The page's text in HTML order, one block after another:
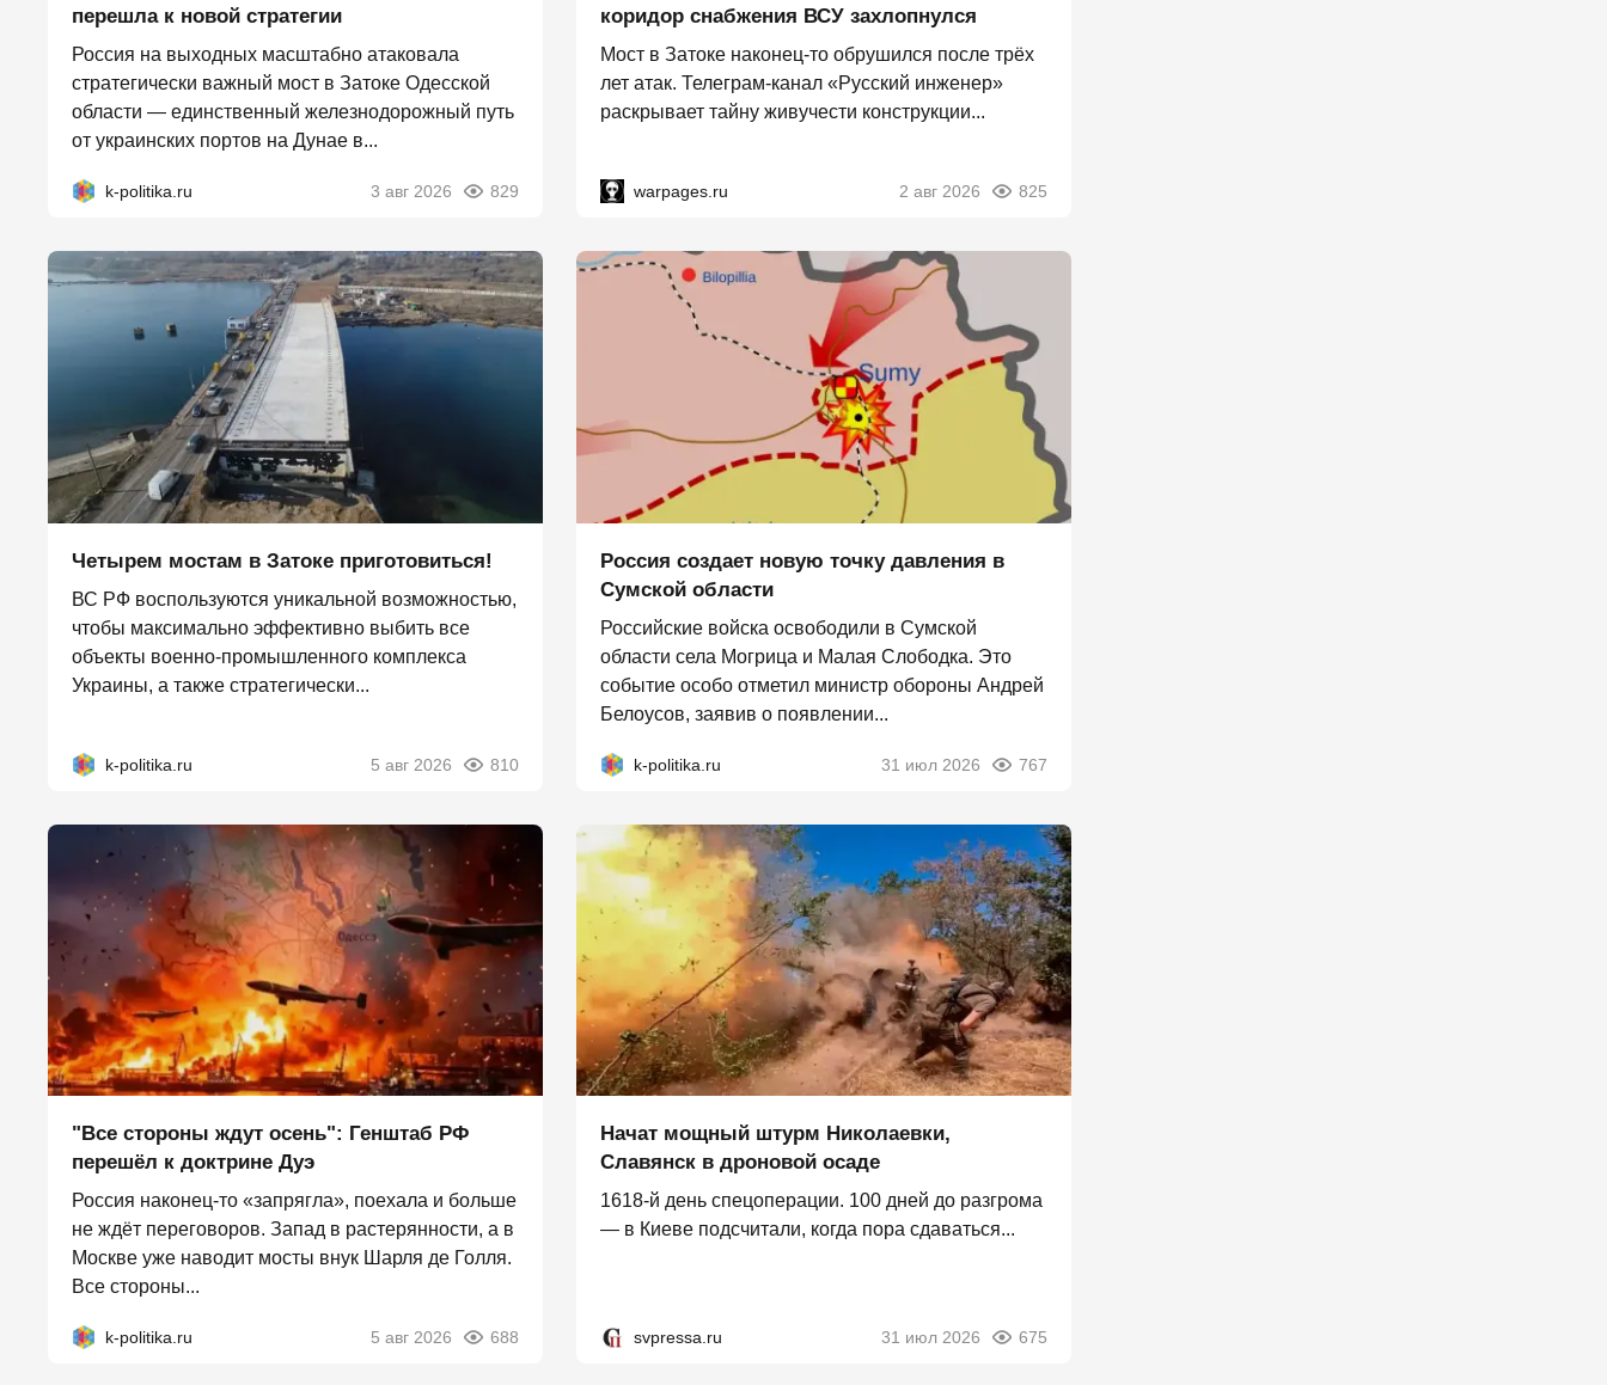
перешла к новой стратегии
Россия на выходных масштабно атаковала
стратегически важный мост в Затоке Одесской
области — единственный железнодорожный путь
от украинских портов на Дунае в...
k-politika.ru 3 авг 2026 829
коридор снабжения ВСУ захлопнулся
Мост в Затоке наконец-то обрушился после трёх
лет атак. Телеграм-канал «Русский инженер»
раскрывает тайну живучести конструкции...
warpages.ru 2 авг 2026 825
Четырем мостам в Затоке приготовиться!
ВС РФ воспользуются уникальной возможностью,
чтобы максимально эффективно выбить все
объекты военно-промышленного комплекса
Украины, а также стратегически...
k-politika.ru 5 авг 2026 810
Россия создает новую точку давления в
Сумской области
Российские войска освободили в Сумской
области села Могрица и Малая Слободка. Это
событие особо отметил министр обороны Андрей
Белоусов, заявив о появлении...
k-politika.ru 31 июл 2026 767
"Все стороны ждут осень": Генштаб РФ
перешёл к доктрине Дуэ
Россия наконец-то «запрягла», поехала и больше
не ждёт переговоров. Запад в растерянности, а в
Москве уже наводит мосты внук Шарля де Голля.
Все стороны...
k-politika.ru 5 авг 2026 688
Начат мощный штурм Николаевки,
Славянск в дроновой осаде
1618-й день спецоперации. 100 дней до разгрома
— в Киеве подсчитали, когда пора сдаваться...
svpressa.ru 31 июл 2026 675